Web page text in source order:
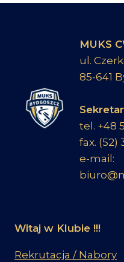
MUKS
ul.
85-641
tel. +48
fax. (52)
e-mail:
Witaj w Klubie !!!
Rekrutacja / Nabory